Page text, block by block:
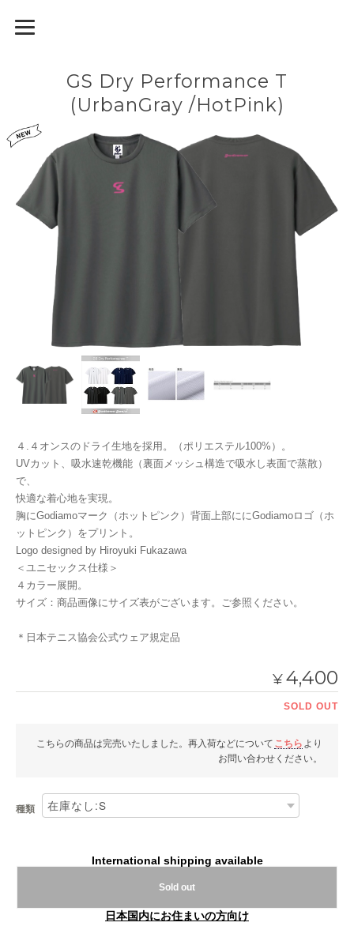
GS Dry Performance T
(UrbanGray /HotPink)
４.４オンスのドライ生地を採用。（ポリエステル100%）。
UVカット、吸水速乾機能（裏面メッシュ構造で吸水し表面で蒸散）
で、
快適な着心地を実現。
胸にGodiamoマーク（ホットピンク）背面上部ににGodiamoロゴ（ホ
ットピンク）をプリント。
Logo designed by Hiroyuki Fukazawa
＜ユニセックス仕様＞
４カラー展開。
サイズ：商品画像にサイズ表がございます。ご参照ください。
＊日本テニス協会公式ウェア規定品
¥4,400
SOLD OUT
こちらの商品は完売いたしました。再入荷などについて こちら より
お問い合わせください。
種類
International shipping available
Sold out
日本国内にお住まいの方向け